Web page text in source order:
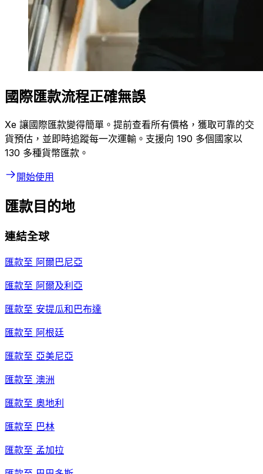
國際匯款流程正確無誤
Xe 讓國際匯款變得簡單。提前查看所有價格，獲取可靠的交
貨預估，並即時追蹤每一次運輸。支援向 190 多個國家以
130 多種貨幣匯款。
開始使用
匯款目的地
連結全球
匯款至 阿爾巴尼亞
匯款至 阿爾及利亞
匯款至 安提瓜和巴布達
匯款至 阿根廷
匯款至 亞美尼亞
匯款至 澳洲
匯款至 奧地利
匯款至 巴林
匯款至 孟加拉